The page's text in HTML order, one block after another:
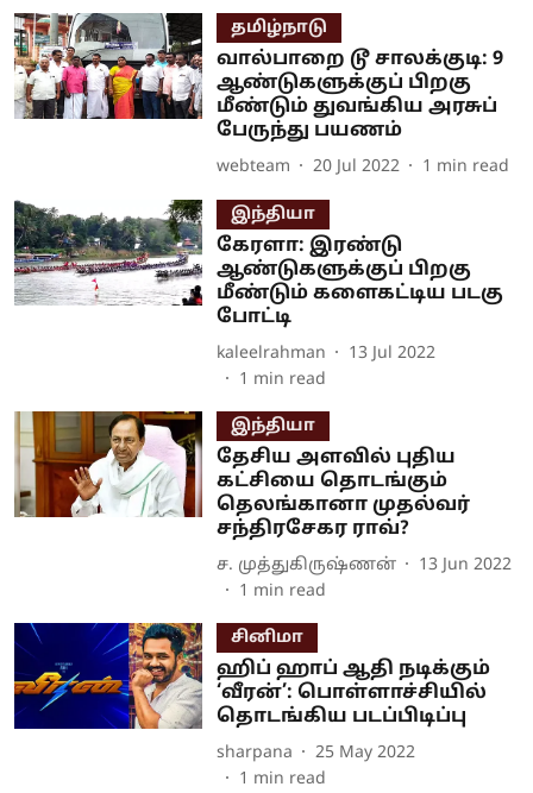
தமிழ்நாடு
வால்பாறை டூ சாலக்குடி: 9
ஆண்டுகளுக்குப் பிறகு
மீண்டும் துவங்கிய அரசுப்
பேருந்து பயணம்
webteam 20 Jul 2022 1 min read
இந்தியா
கேரளா: இரண்டு
ஆண்டுகளுக்குப் பிறகு
மீண்டும் களைகட்டிய படகு
போட்டி
kaleelrahman
13 Jul 2022
1 min read
இந்தியா
தேசிய அளவில் புதிய
கட்சியை தொடங்கும்
தெலங்கானா முதல்வர்
சந்திரசேகர ராவ்?
ச. முத்துகிருஷ்ணன்
13 Jun 2022
1 min read
சினிமா
ஹிப் ஹாப் ஆதி நடிக்கும்
‘வீரன்’: பொள்ளாச்சியில்
தொடங்கிய படப்பிடிப்பு
sharpana
25 May 2022
1 min read